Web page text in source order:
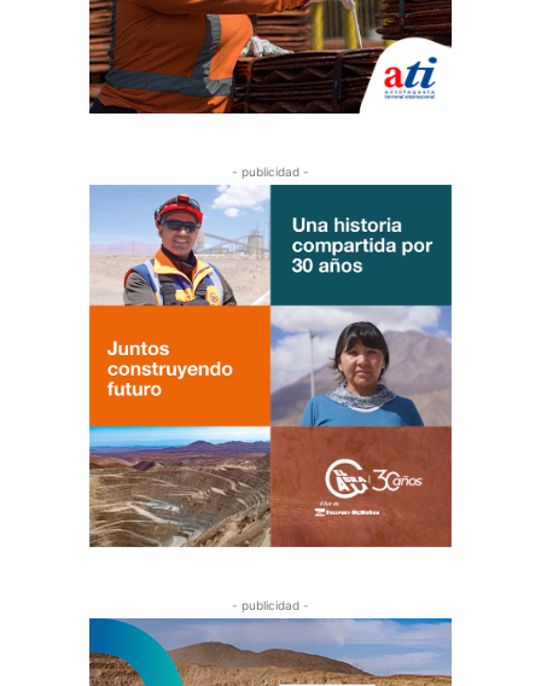
- publicidad -
- publicidad -